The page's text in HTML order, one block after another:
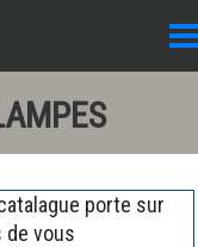
porte sur
vous